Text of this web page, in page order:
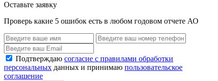
Оставьте заявку
Проверь какие 5 ошибок есть в любом годовом отчете АО
Подтверждаю согласие с правилами обработки
персональных данных и принимаю пользовательское
соглашение